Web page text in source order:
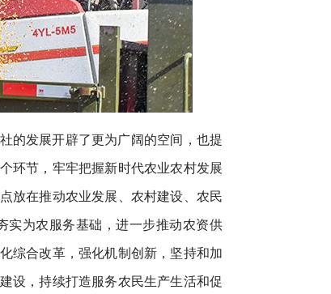
的发展开辟了更为广阔的空间，也提
环节，牢牢把握新时代农业农村发展
放在推动农业发展、农村建设、农民
实为农服务基础，进一步推动农资供
综合改革，强化机制创新，坚持和加
设，持续打造服务农民生产生活和促